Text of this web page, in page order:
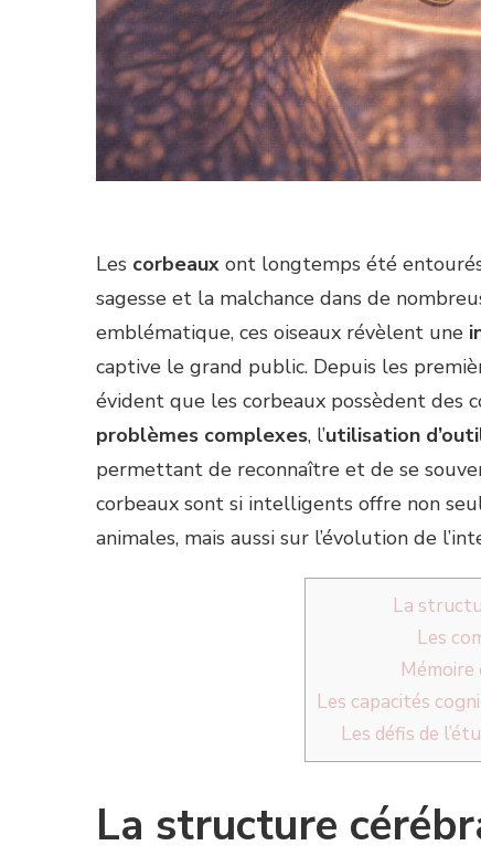
Les corbeaux ont longtemps été
sagesse et la malchance dans de
emblématique, ces oiseaux révèlent une
captive le grand public. Depuis les
évident que les corbeaux possèdent des
problèmes complexes, l’utilisation
permettant de reconnaître et de se
corbeaux sont si intelligents offre non
animales, mais aussi sur l’évolution de
La
Les
Mémoire
Les capacités
Les défis de
La structure